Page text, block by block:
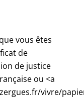
vous êtes
de
de justice
ou <a
vivre/